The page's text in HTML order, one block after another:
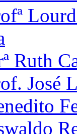
Ruth
José